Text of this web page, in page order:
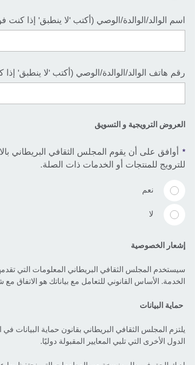
اسم الوالد/الوالدة/الوصي (أكتب 'لا ينطبق' إذا كنت فوق الـ18
رقم هاتف الوالد/الوالدة/الوصي (أكتب 'لا ينطبق' إذا كنت فوق
العروض الترويجية و التسويق
*
أوافق على أن يقوم المجلس الثقافي البريطاني
للترويج للمنتجات أو الخدمات ذات الصلة.
نعم
لا
إشعار الخصوصية
سيستخدم المجلس الثقافي البريطاني المعلومات التي
الخدمة. الأساس القانوني للتعامل مع بياناتك هو الاتفاق
حماية البيانات
يلتزم المجلس الثقافي البريطاني بقانون حماية البيانات في
الدول الأخرى التي تلبي المعايير المقبولة دوليًا.